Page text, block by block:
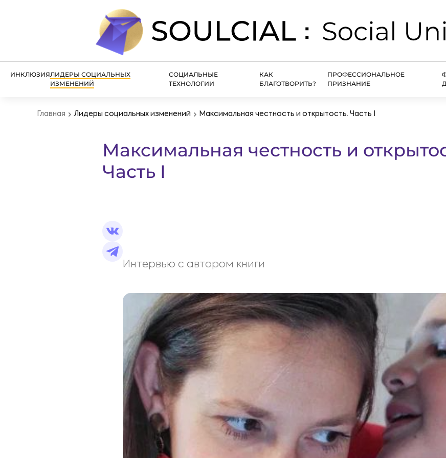
ИНКЛЮЗИЯЛИДЕРЫ СОЦИАЛЬНЫХ
ИЗМЕНЕНИЙ
СОЦИАЛЬНЫЕ
ТЕХНОЛОГИИ
КАК
БЛАГОТВОРИТЬ?
ПРОФЕССИОНАЛЬНОЕ
ПРИЗНАНИЕ
Главная Лидеры социальных изменений Максимальная честность и открытость. Часть I
Максимальная честность и
Часть I
Интервью с автором книги